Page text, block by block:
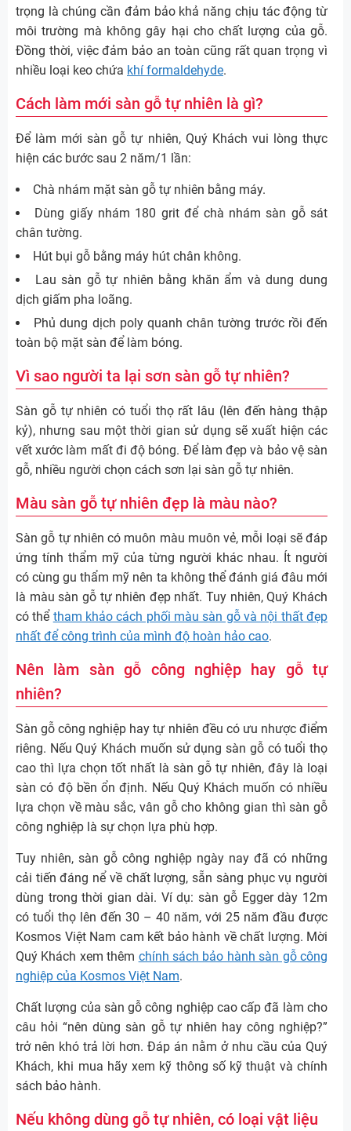
trọng là chúng cần đảm bảo khả năng chịu tác động từ
môi trường mà không gây hại cho chất lượng của gỗ.
Đồng thời, việc đảm bảo an toàn cũng rất quan trọng vì
nhiều loại keo chứa khí formaldehyde.
Cách làm mới sàn gỗ tự nhiên là gì?
Để làm mới sàn gỗ tự nhiên, Quý Khách vui lòng thực
hiện các bước sau 2 năm/1 lần:
Chà nhám mặt sàn gỗ tự nhiên bằng máy.
Dùng giấy nhám 180 grit để chà nhám sàn gỗ sát
chân tường.
Hút bụi gỗ bằng máy hút chân không.
Lau sàn gỗ tự nhiên bằng khăn ẩm và dung dung
dịch giấm pha loãng.
Phủ dung dịch poly quanh chân tường trước rồi đến
toàn bộ mặt sàn để làm bóng.
Vì sao người ta lại sơn sàn gỗ tự nhiên?
Sàn gỗ tự nhiên có tuổi thọ rất lâu (lên đến hàng thập
kỷ), nhưng sau một thời gian sử dụng sẽ xuất hiện các
vết xước làm mất đi độ bóng. Để làm đẹp và bảo vệ sàn
gỗ, nhiều người chọn cách sơn lại sàn gỗ tự nhiên.
Màu sàn gỗ tự nhiên đẹp là màu nào?
Sàn gỗ tự nhiên có muôn màu muôn vẻ, mỗi loại sẽ đáp
ứng tính thẩm mỹ của từng người khác nhau. Ít người
có cùng gu thẩm mỹ nên ta không thể đánh giá đâu mới
là màu sàn gỗ tự nhiên đẹp nhất. Tuy nhiên, Quý Khách
có thể tham khảo cách phối màu sàn gỗ và nội thất đẹp
nhất để công trình của mình độ hoàn hảo cao.
Nên làm sàn gỗ công nghiệp hay gỗ tự
nhiên?
Sàn gỗ công nghiệp hay tự nhiên đều có ưu nhược điểm
riêng. Nếu Quý Khách muốn sử dụng sàn gỗ có tuổi thọ
cao thì lựa chọn tốt nhất là sàn gỗ tự nhiên, đây là loại
sàn có độ bền ổn định. Nếu Quý Khách muốn có nhiều
lựa chọn về màu sắc, vân gỗ cho không gian thì sàn gỗ
công nghiệp là sự chọn lựa phù hợp.
Tuy nhiên, sàn gỗ công nghiệp ngày nay đã có những
cải tiến đáng nể về chất lượng, sẵn sàng phục vụ người
dùng trong thời gian dài. Ví dụ: sàn gỗ Egger dày 12m
có tuổi thọ lên đến 30 – 40 năm, với 25 năm đầu được
Kosmos Việt Nam cam kết bảo hành về chất lượng. Mời
Quý Khách xem thêm chính sách bảo hành sàn gỗ công
nghiệp của Kosmos Việt Nam.
Chất lượng của sàn gỗ công nghiệp cao cấp đã làm cho
câu hỏi “nên dùng sàn gỗ tự nhiên hay công nghiệp?”
trở nên khó trả lời hơn. Đáp án nằm ở nhu cầu của Quý
Khách, khi mua hãy xem kỹ thông số kỹ thuật và chính
sách bảo hành.
Nếu không dùng gỗ tự nhiên, có loại vật liệu